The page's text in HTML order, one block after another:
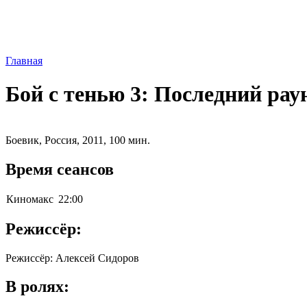
Главная
Бой с тенью 3: Последний
Боевик, Россия, 2011, 100 мин.
Время сеансов
Киномакс 22:00
Режиссёр:
Режиссёр: Алексей Сидоров
В ролях: